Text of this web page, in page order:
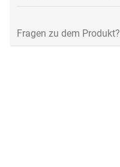
Fragen zu dem Produkt?